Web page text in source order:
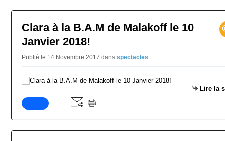
Clara à la B.A.M de Malakoff le 10
Janvier 2018!
Publié le 14 Novembre 2017 dans spectacles
Lire la